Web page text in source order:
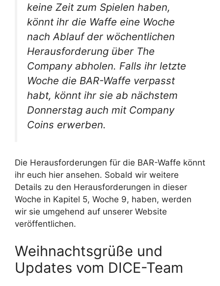
keine Zeit zum Spielen haben,
könnt ihr die Waffe eine Woche
nach Ablauf der wöchentlichen
Herausforderung über The
Company abholen. Falls ihr letzte
Woche die BAR-Waffe verpasst
habt, könnt ihr sie ab nächstem
Donnerstag auch mit Company
Coins erwerben.
Die Herausforderungen für die BAR-Waffe könnt
ihr euch hier ansehen. Sobald wir weitere
Details zu den Herausforderungen in dieser
Woche in Kapitel 5, Woche 9, haben, werden
wir sie umgehend auf unserer Website
veröffentlichen.
Weihnachtsgrüße und
Updates vom DICE-Team